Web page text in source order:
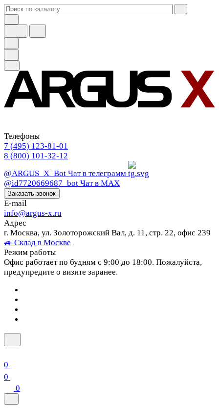
Телефоны
7 (495) 123-81-01
8 (800) 101-32-12
@ARGUS_X_Bot Чат в телеграмм
@id7720669687_bot Чат в МАХ
Заказать звонок
E-mail
info@argus-x.ru
Адрес
г. Москва, ул. Золоторожский Вал, д. 11, стр. 22, офис 239
🚙 Склад в Москве
Режим работы
Офис работает по будням с 9:00 до 18:00. Пожалуйста,
предупредите о визите заранее.
0
0
0